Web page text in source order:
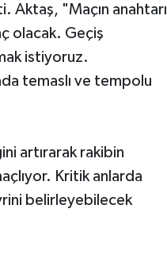
Aktaş, "Maçın anahtarı
olacak. Geçiş
istiyoruz.
temaslı ve tempolu
artırarak rakibin
Kritik anlarda
belirleyebilecek